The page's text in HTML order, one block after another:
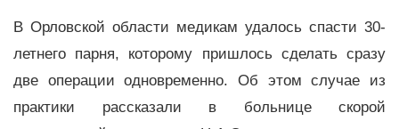
В Орловской области медикам удалось спасти 30-
летнего парня, которому пришлось сделать сразу
две операции одновременно. Об этом случае из
практики рассказали в больнице скорой